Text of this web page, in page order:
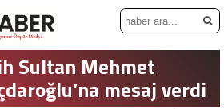
Sultan Mehmet
mesaj verdi